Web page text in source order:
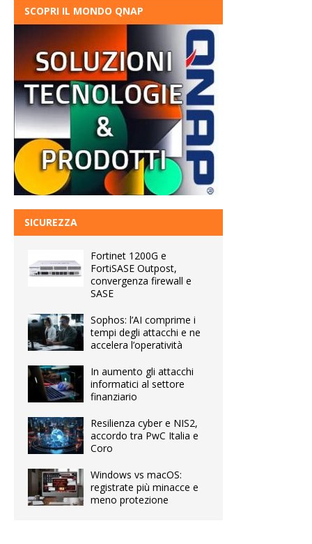
SCOPRI IL MONDO QNAP
SICUREZZA
Fortinet 1200G e
FortiSASE Outpost,
convergenza firewall e
SASE
Sophos: l’AI comprime i
tempi degli attacchi e ne
accelera l’operatività
In aumento gli attacchi
informatici al settore
finanziario
Resilienza cyber e NIS2,
accordo tra PwC Italia e
Coro
Windows vs macOS:
registrate più minacce e
meno protezione